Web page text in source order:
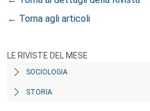
← Torna agli articoli
LE RIVISTE DEL MESE
SOCIOLOGIA
STORIA